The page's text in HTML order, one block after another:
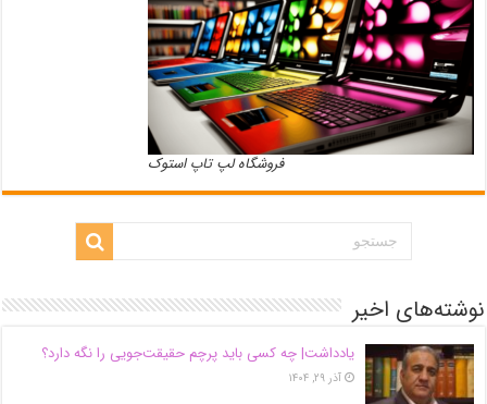
فروشگاه لپ تاپ استوک
نوشته‌های اخیر
یادداشت| ‌چه کسی باید پرچم حقیقت‌جویی را نگه دارد؟
آذر ۲۹, ۱۴۰۴